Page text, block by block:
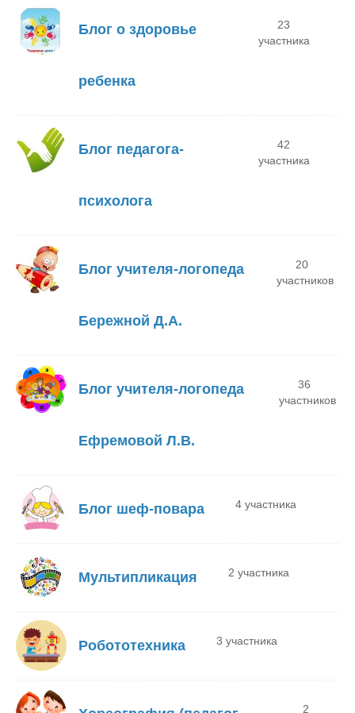
Блог о здоровье
ребенка
23
участника
Блог педагога-
психолога
42
участника
Блог учителя-логопеда
Бережной Д.А.
20
участников
Блог учителя-логопеда
Ефремовой Л.В.
36
участников
Блог шеф-повара 4 участника
Мультипликация 2 участника
Робототехника 3 участника
2